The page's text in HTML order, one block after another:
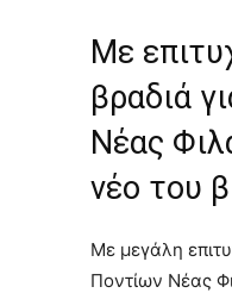
Με
βραδιά
Νέας
νέο του
Με μεγάλη
Ποντίων Νέας